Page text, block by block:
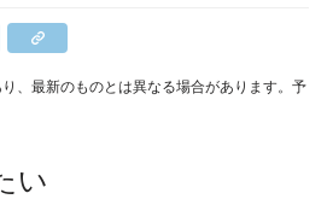
、最新のものとは異なる場合があります。予
い